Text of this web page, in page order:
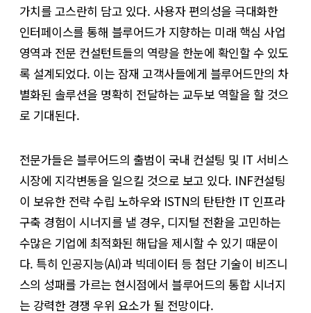
가치를 고스란히 담고 있다. 사용자 편의성을 극대화한
인터페이스를 통해 블루어드가 지향하는 미래 핵심 사업
영역과 전문 컨설턴트들의 역량을 한눈에 확인할 수 있도
록 설계되었다. 이는 잠재 고객사들에게 블루어드만의 차
별화된 솔루션을 명확히 전달하는 교두보 역할을 할 것으
로 기대된다.
전문가들은 블루어드의 출범이 국내 컨설팅 및 IT 서비스
시장에 지각변동을 일으킬 것으로 보고 있다. INF컨설팅
이 보유한 전략 수립 노하우와 ISTN의 탄탄한 IT 인프라
구축 경험이 시너지를 낼 경우, 디지털 전환을 고민하는
수많은 기업에 최적화된 해답을 제시할 수 있기 때문이
다. 특히 인공지능(AI)과 빅데이터 등 첨단 기술이 비즈니
스의 성패를 가르는 현시점에서 블루어드의 통합 시너지
는 강력한 경쟁 우위 요소가 될 전망이다.